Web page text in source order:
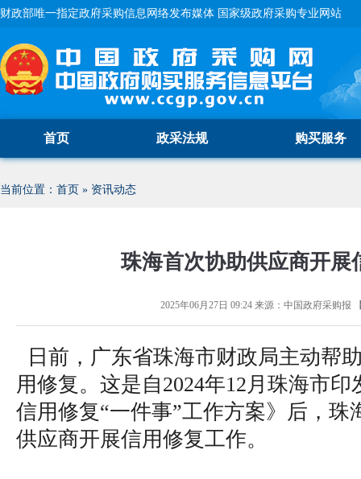
财政部唯一指定政府采购信息网络发布媒体 国家级政府采购专业网站
首页 政采法规 购买服务
当前位置： 首页 » 资讯动态
珠海首次协助供应商开展
2025年06月27日 09:24来源： 中国政府采购报
日前，广东省珠海市财政局主动帮
用修复。这是自2024年12月珠海市
信用修复“一件事”工作方案》后，珠
供应商开展信用修复工作。